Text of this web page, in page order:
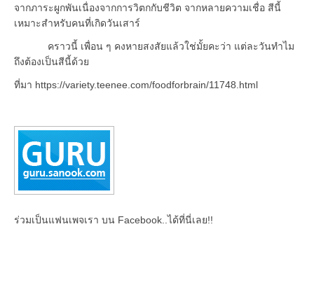
จากภาระผูกพันเนื่องจากการวิตกกับชีวิต จากหลายความเชื่อ สีนี้
เหมาะสำหรับคนที่เกิดวันเสาร์
คราวนี้ เพื่อน ๆ คงหายสงสัยแล้วใช่มั้ยคะว่า แต่ละวันทำไม
ถึงต้องเป็นสีนี้ด้วย
ที่มา https://variety.teenee.com/foodforbrain/11748.html
ร่วมเป็นแฟนเพจเรา บน Facebook..ได้ที่นี่เลย!!